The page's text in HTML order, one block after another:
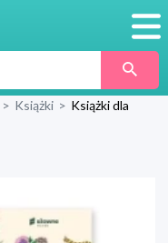
> Książki > Książki dla